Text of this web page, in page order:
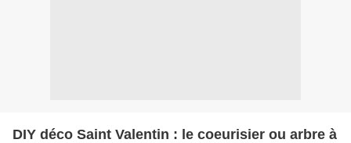
DIY déco Saint Valentin : le coeurisier ou arbre à